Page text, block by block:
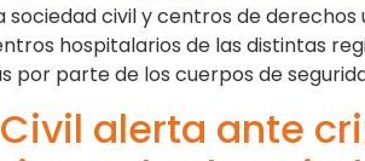
sociedad civil y centros de
hospitalarios de las distintas
por parte de los cuerpos de
alerta ante